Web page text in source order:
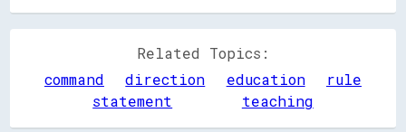
Related Topics:
command
direction education
rule
statement
teaching